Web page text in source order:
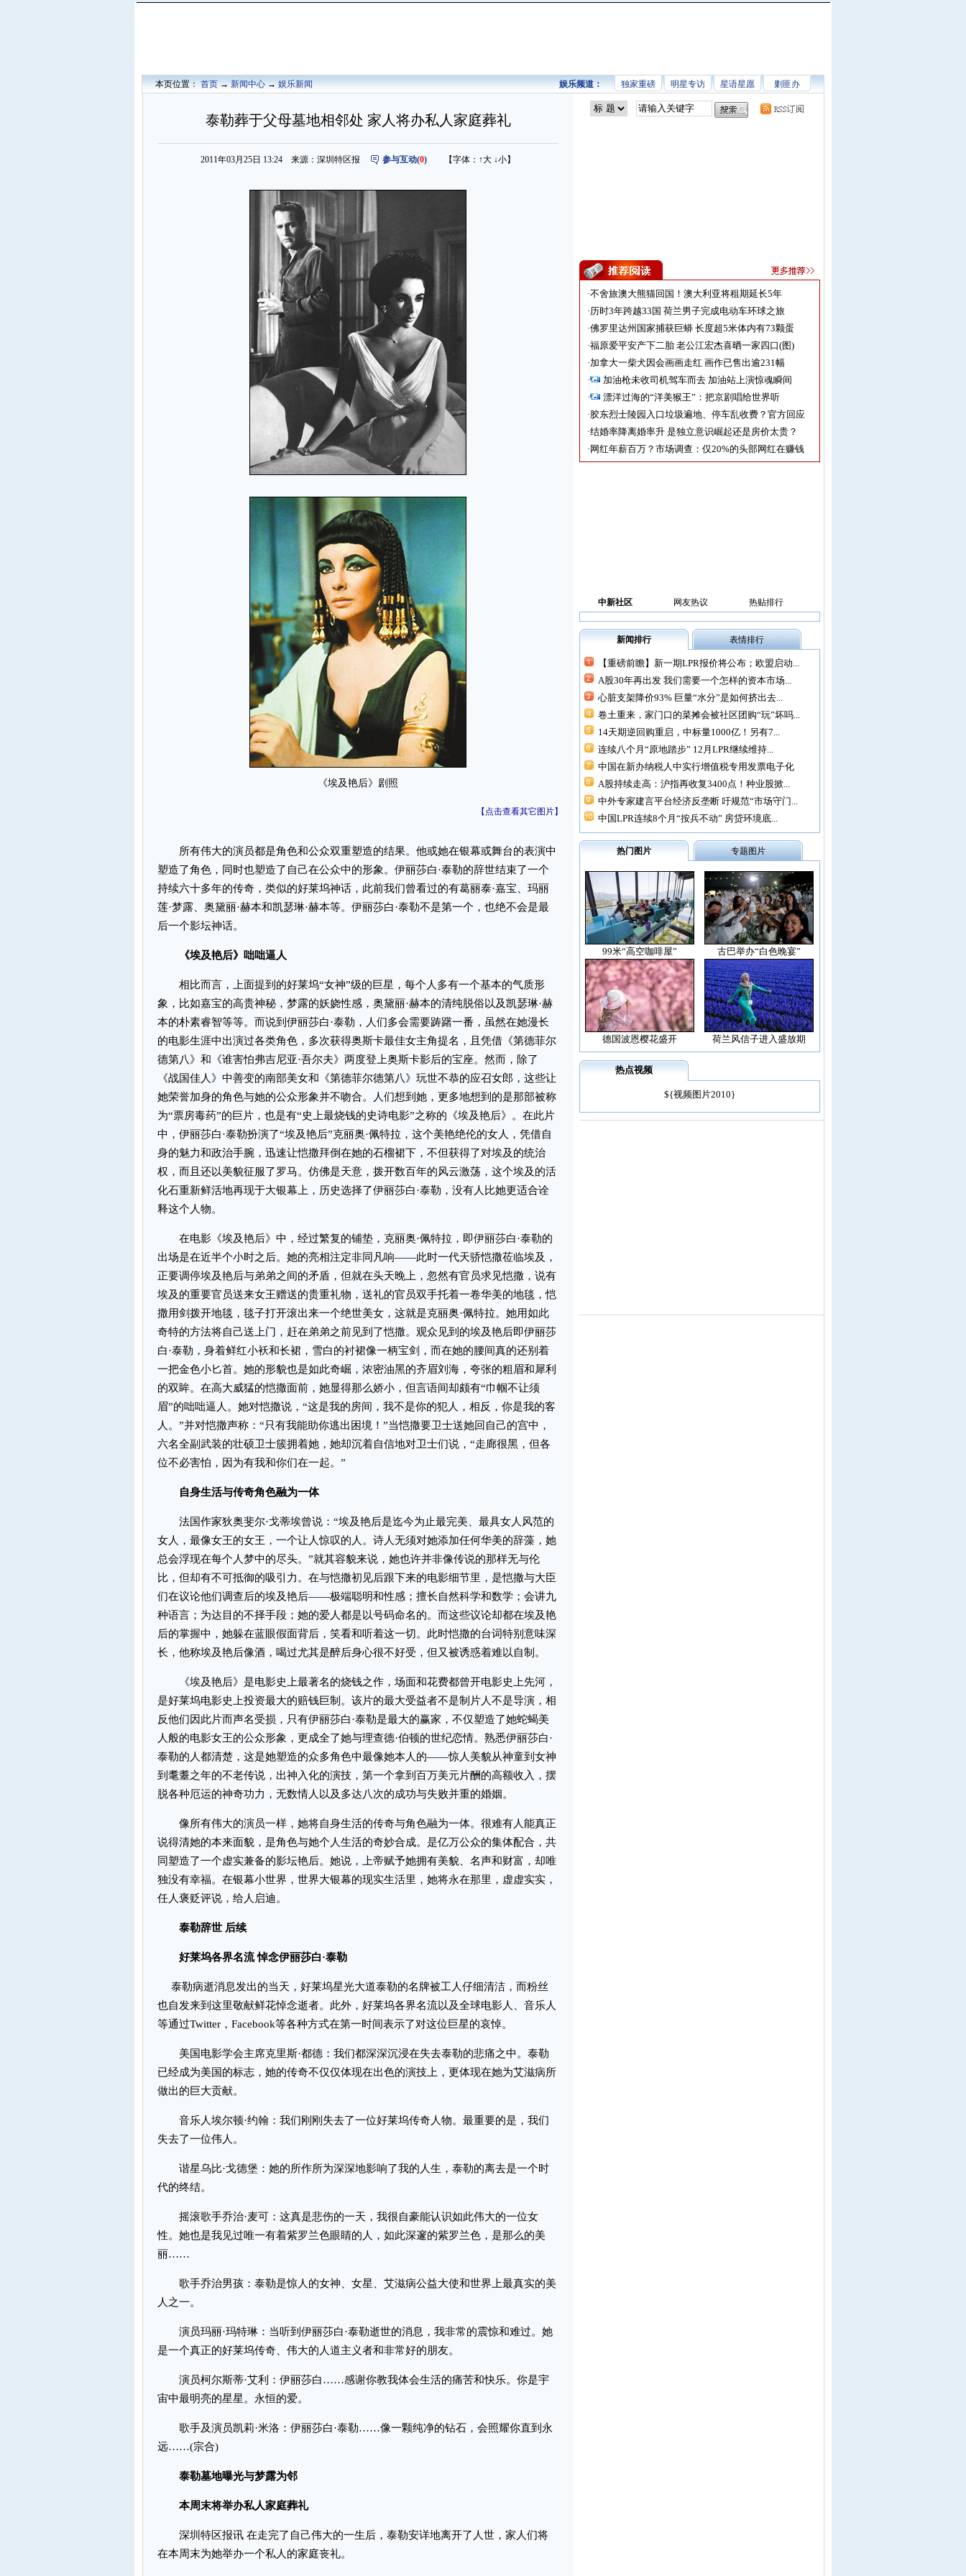
本页位置：首页→新闻中心→娱乐新闻 剿匪办
星语星愿
明星专访
独家重磅
娱乐频道：
泰勒葬于父母墓地相邻处 家人将办私人家庭葬礼
2011年03月25日 13:24 来源：深圳特区报 参与互动(0) 【字体： ↑大 ↓小】
《埃及艳后》剧照
【点击查看其它图片】
所有伟大的演员都是角色和公众双重塑造的结果。他或她在银幕或舞台的表演中
塑造了角色，同时也塑造了自己在公众中的形象。伊丽莎白·泰勒的辞世结束了一个
持续六十多年的传奇，类似的好莱坞神话，此前我们曾看过的有葛丽泰·嘉宝、玛丽
莲·梦露、奥黛丽·赫本和凯瑟琳·赫本等。伊丽莎白·泰勒不是第一个，也绝不会是最
后一个影坛神话。
《埃及艳后》咄咄逼人
相比而言，上面提到的好莱坞“女神”级的巨星，每个人多有一个基本的气质形
象，比如嘉宝的高贵神秘，梦露的妖娆性感，奥黛丽·赫本的清纯脱俗以及凯瑟琳·赫
本的朴素睿智等等。而说到伊丽莎白·泰勒，人们多会需要踌躇一番，虽然在她漫长
的电影生涯中出演过各类角色，多次获得奥斯卡最佳女主角提名，且凭借《第德菲尔
德第八》和《谁害怕弗吉尼亚·吾尔夫》两度登上奥斯卡影后的宝座。然而，除了
《战国佳人》中善变的南部美女和《第德菲尔德第八》玩世不恭的应召女郎，这些让
她荣誉加身的角色与她的公众形象并不吻合。人们想到她，更多地想到的是那部被称
为“票房毒药”的巨片，也是有“史上最烧钱的史诗电影”之称的《埃及艳后》。在此片
中，伊丽莎白·泰勒扮演了“埃及艳后”克丽奥·佩特拉，这个美艳绝伦的女人，凭借自
身的魅力和政治手腕，迅速让恺撒拜倒在她的石榴裙下，不但获得了对埃及的统治
权，而且还以美貌征服了罗马。仿佛是天意，拨开数百年的风云激荡，这个埃及的活
化石重新鲜活地再现于大银幕上，历史选择了伊丽莎白·泰勒，没有人比她更适合诠
释这个人物。
在电影《埃及艳后》中，经过繁复的铺垫，克丽奥·佩特拉，即伊丽莎白·泰勒的
出场是在近半个小时之后。她的亮相注定非同凡响——此时一代天骄恺撒莅临埃及，
正要调停埃及艳后与弟弟之间的矛盾，但就在头天晚上，忽然有官员求见恺撒，说有
埃及的重要官员送来女王赠送的贵重礼物，送礼的官员双手托着一卷华美的地毯，恺
撒用剑拨开地毯，毯子打开滚出来一个绝世美女，这就是克丽奥·佩特拉。她用如此
奇特的方法将自己送上门，赶在弟弟之前见到了恺撒。观众见到的埃及艳后即伊丽莎
白·泰勒，身着鲜红小袄和长裙，雪白的衬裙像一柄宝剑，而在她的腰间真的还别着
一把金色小匕首。她的形貌也是如此奇崛，浓密油黑的齐眉刘海，夸张的粗眉和犀利
的双眸。在高大威猛的恺撒面前，她显得那么娇小，但言语间却颇有“巾帼不让须
眉”的咄咄逼人。她对恺撒说，“这是我的房间，我不是你的犯人，相反，你是我的客
人。”并对恺撒声称：“只有我能助你逃出困境！”当恺撒要卫士送她回自己的宫中，
六名全副武装的壮硕卫士簇拥着她，她却沉着自信地对卫士们说，“走廊很黑，但各
位不必害怕，因为有我和你们在一起。”
自身生活与传奇角色融为一体
法国作家狄奥斐尔·戈蒂埃曾说：“埃及艳后是迄今为止最完美、最具女人风范的
女人，最像女王的女王，一个让人惊叹的人。诗人无须对她添加任何华美的辞藻，她
总会浮现在每个人梦中的尽头。”就其容貌来说，她也许并非像传说的那样无与伦
比，但却有不可抵御的吸引力。在与恺撒初见后跟下来的电影细节里，是恺撒与大臣
们在议论他们调查后的埃及艳后——极端聪明和性感；擅长自然科学和数学；会讲九
种语言；为达目的不择手段；她的爱人都是以号码命名的。而这些议论却都在埃及艳
后的掌握中，她躲在蓝眼假面背后，笑看和听着这一切。此时恺撒的台词特别意味深
长，他称埃及艳后像酒，喝过尤其是醉后身心很不好受，但又被诱惑着难以自制。
《埃及艳后》是电影史上最著名的烧钱之作，场面和花费都曾开电影史上先河，
是好莱坞电影史上投资最大的赔钱巨制。该片的最大受益者不是制片人不是导演，相
反他们因此片而声名受损，只有伊丽莎白·泰勒是最大的赢家，不仅塑造了她蛇蝎美
人般的电影女王的公众形象，更成全了她与理查德·伯顿的世纪恋情。熟悉伊丽莎白·
泰勒的人都清楚，这是她塑造的众多角色中最像她本人的——惊人美貌从神童到女神
到耄耋之年的不老传说，出神入化的演技，第一个拿到百万美元片酬的高额收入，摆
脱各种厄运的神奇功力，无数情人以及多达八次的成功与失败并重的婚姻。
像所有伟大的演员一样，她将自身生活的传奇与角色融为一体。很难有人能真正
说得清她的本来面貌，是角色与她个人生活的奇妙合成。是亿万公众的集体配合，共
同塑造了一个虚实兼备的影坛艳后。她说，上帝赋予她拥有美貌、名声和财富，却唯
独没有幸福。在银幕小世界，世界大银幕的现实生活里，她将永在那里，虚虚实实，
任人褒贬评说，给人启迪。
泰勒辞世 后续
好莱坞各界名流 悼念伊丽莎白·泰勒
泰勒病逝消息发出的当天，好莱坞星光大道泰勒的名牌被工人仔细清洁，而粉丝
也自发来到这里敬献鲜花悼念逝者。此外，好莱坞各界名流以及全球电影人、音乐人
等通过Twitter，Facebook等各种方式在第一时间表示了对这位巨星的哀悼。
美国电影学会主席克里斯·都德：我们都深深沉浸在失去泰勒的悲痛之中。泰勒
已经成为美国的标志，她的传奇不仅仅体现在出色的演技上，更体现在她为艾滋病所
做出的巨大贡献。
音乐人埃尔顿·约翰：我们刚刚失去了一位好莱坞传奇人物。最重要的是，我们
失去了一位伟人。
谐星乌比·戈德堡：她的所作所为深深地影响了我的人生，泰勒的离去是一个时
代的终结。
摇滚歌手乔治·麦可：这真是悲伤的一天，我很自豪能认识如此伟大的一位女
性。她也是我见过唯一有着紫罗兰色眼睛的人，如此深邃的紫罗兰色，是那么的美
丽……
歌手乔治男孩：泰勒是惊人的女神、女星、艾滋病公益大使和世界上最真实的美
人之一。
演员玛丽·玛特琳：当听到伊丽莎白·泰勒逝世的消息，我非常的震惊和难过。她
是一个真正的好莱坞传奇、伟大的人道主义者和非常好的朋友。
演员柯尔斯蒂·艾利：伊丽莎白……感谢你教我体会生活的痛苦和快乐。你是宇
宙中最明亮的星星。永恒的爱。
歌手及演员凯莉·米洛：伊丽莎白·泰勒……像一颗纯净的钻石，会照耀你直到永
远……(宗合)
泰勒墓地曝光与梦露为邻
本周末将举办私人家庭葬礼
深圳特区报讯 在走完了自己伟大的一生后，泰勒安详地离开了人世，家人们将
在本周末为她举办一个私人的家庭丧礼。
·不舍旅澳大熊猫回国！澳大利亚将租期延长5年
·历时3年跨越33国 荷兰男子完成电动车环球之旅
·佛罗里达州国家捕获巨蟒 长度超5米体内有73颗蛋
·福原爱平安产下二胎 老公江宏杰喜晒一家四口(图)
·加拿大一柴犬因会画画走红 画作已售出逾231幅
·
加油枪未收司机驾车而去 加油站上演惊魂瞬间
·
漂洋过海的“洋美猴王”：把京剧唱给世界听
·胶东烈士陵园入口垃圾遍地、停车乱收费？官方回应
·结婚率降离婚率升 是独立意识崛起还是房价太贵？
· 网红年薪百万？市场调查：仅20%的头部网红在赚钱
中新社区 网友热议 热贴排行
新闻排行 表情排行
【重磅前瞻】新一期LPR报价将公布；欧盟启动...
A股30年再出发 我们需要一个怎样的资本市场...
心脏支架降价93% 巨量“水分”是如何挤出去...
卷土重来，家门口的菜摊会被社区团购“玩”坏吗...
14天期逆回购重启，中标量1000亿！另有7...
连续八个月“原地踏步” 12月LPR继续维持...
中国在新办纳税人中实行增值税专用发票电子化
A股持续走高：沪指再收复3400点！种业股掀...
中外专家建言平台经济反垄断 吁规范“市场守门...
中国LPR连续8个月“按兵不动” 房贷环境底...
热门图片 专题图片
99米“高空咖啡屋” 古巴举办“白色晚宴”
德国波恩樱花盛开 荷兰风信子进入盛放期
热点视频
${视频图片2010}